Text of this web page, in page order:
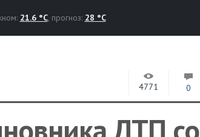
21.6 °C, прогноз: 28 °C
4771 0